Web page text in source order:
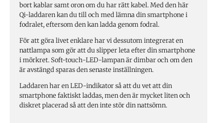
bort kablar samt oron om du har rätt kabel. Med den här
Qi-laddaren kan du till och med lämna din smartphone i
fodralet, eftersom den kan ladda genom fodral.
För att göra livet enklare har vi dessutom integrerat en
nattlampa som gör att du slipper leta efter din smartphone
i mörkret. Soft-touch-LED-lampan är dimbar och om den
är avstängd sparas den senaste inställningen.
Laddaren har en LED-indikator så att du vet att din
smartphone faktiskt laddas, men den är mycket liten och
diskret placerad så att den inte stör din nattsömn.